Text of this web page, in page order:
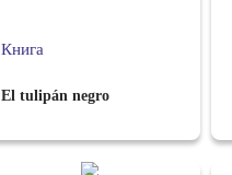
Книга
El tulipán negro